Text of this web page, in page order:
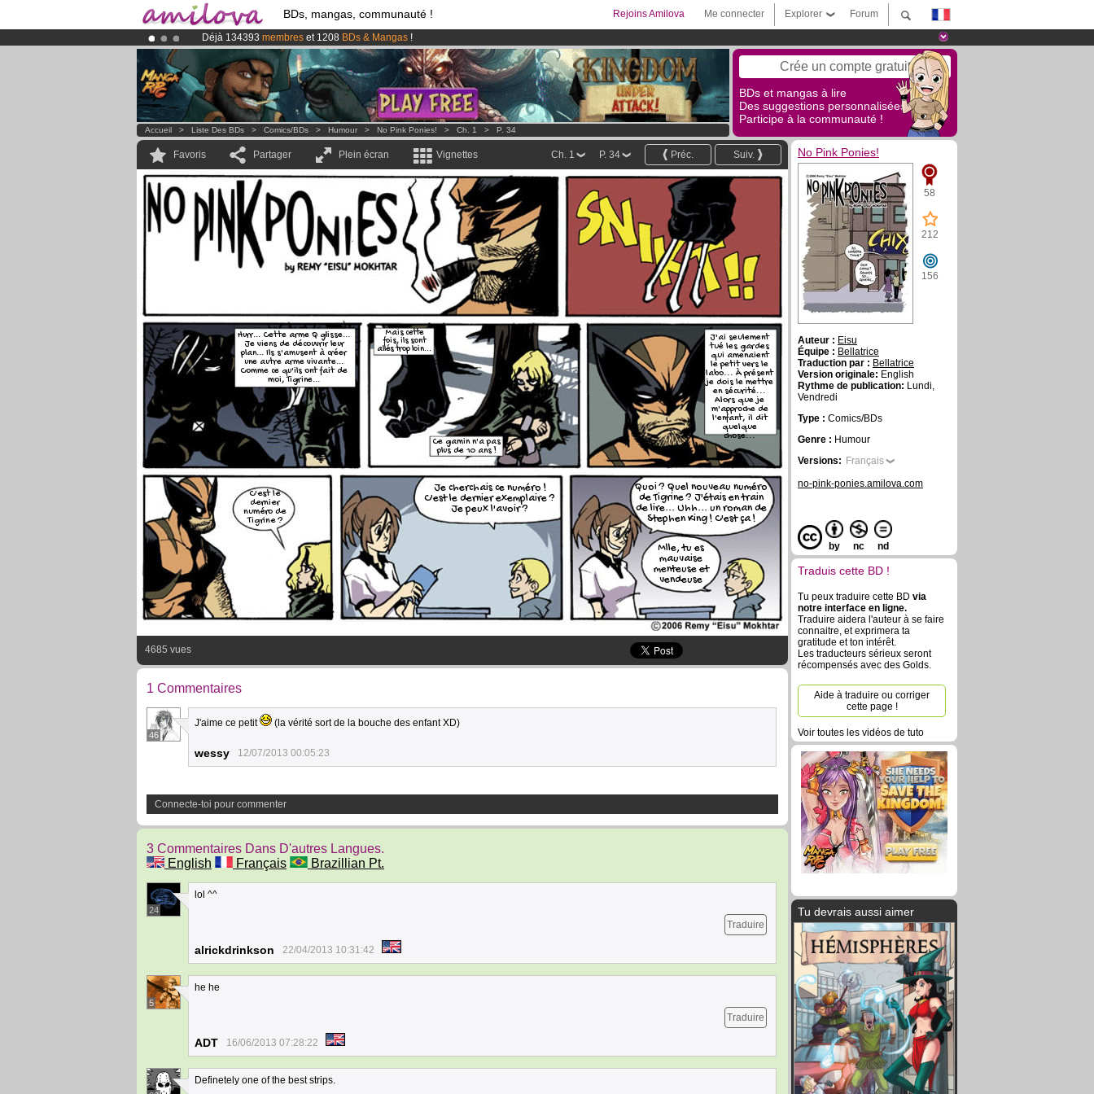
BDs, mangas, communauté ! Forum
Explorer
Me connecter
Rejoins Amilova
Déjà 134393 membres et 1208 BDs & Mangas !
Abonnement premium: à partir de3.95 eurospar mois !Clique ici pour t'abonner
LeKickstarter Amilova est désormais lancé Crée un compte gratuit
BDs et mangas à lire
Des suggestions personnalisées !
Participe à la communauté !
Accueil > Liste Des BDs > Comics/BDs > Humour > No Pink Ponies! > Ch. 1 > P. 34
Favoris Partager Plein écran Vignettes Suiv.
Préc.
P. 34
Ch. 1
Hurr... Cette arme Q glisse...
Je viens de découvrir leur
plan... Ils s'amusent à créer
une autre arme vivante...
Comme ce qu'ils ont fait de
moi, Tigrine...
Mais cette
fois, ils sont
allés trop loin...
Ce gamin n'a pas
plus de 10 ans !
J'ai seulement
tué les gardes
qui amenaient
le petit vers le
labo... À présent
je dois le mettre
en sécurité...
Alors que je
m'approche de
l'enfant, il dit
quelque
chose...
C'est le
dernier
numéro de
Tigrine ?
Je cherchais ce numéro !
C'est le dernier exemplaire ?
Je peux l'avoir ?
Quoi ? Quel nouveau numéro
de Tigrine ? J'étais en train
de lire... Uhh... un roman de
Stephen King ! C'est ça !
Mlle, tu es
mauvaise
menteuse et
vendeuse
4685 vues
1 Commentaires
46
J'aime ce petit (la vérité sort de la bouche des enfant XD)
wessy 12/07/2013 00:05:23
Connecte-toi pour commenter
3 Commentaires Dans D'autres Langues.
English
Français Brazillian Pt.
24
lol ^^
Traduire
alrickdrinkson 22/04/2013 10:31:42
5
he he
Traduire
ADT 16/06/2013 07:28:22
Definetely one of the best strips.
No Pink Ponies!
58
212
156
Auteur : Eisu
Équipe : Bellatrice
Traduction par : Bellatrice
Version originale: English
Rythme de publication: Lundi,
Vendredi
Type : Comics/BDs
Genre : Humour
Versions: Français
no-pink-ponies.amilova.com
by nc nd
Traduis cette BD !
Tu peux traduire cette BD via
notre interface en ligne.
Traduire aidera l'auteur à se faire
connaitre, et exprimera ta
gratitude et ton intérêt.
Les traducteurs sérieux seront
récompensés avec des Golds.
Aide à traduire ou corriger
cette page !
Voir toutes les vidéos de tuto
Tu devrais aussi aimer